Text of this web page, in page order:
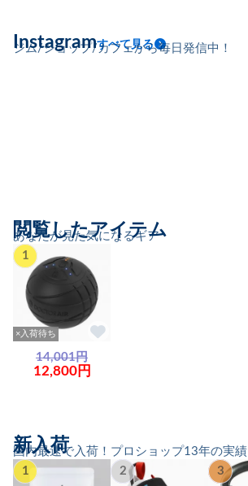
ジム/ショップ/カフェから毎日発信中！
Instagramすべて見る
あなたが見た気になるギア
閲覧したアイテム
1
×入荷待ち
14,001円
12,800円
国内最速で入荷！プロショップ13年の実績
新入荷
1 2 3